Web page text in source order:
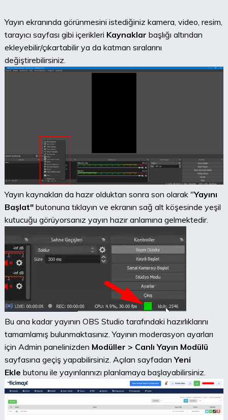
Yayın ekranında görünmesini istediğiniz kamera, video, resim,
tarayıcı sayfası gibi içerikleri Kaynaklar başlığı altından
ekleyebilir/çıkartabilir ya da katman sıralarını
değiştirebilirsiniz.
Yayın kaynakları da hazır olduktan sonra son olarak "Yayını
Başlat" butonuna tıklayın ve ekranın sağ alt köşesinde yeşil
kutucuğu görüyorsanız yayın hazır anlamına gelmektedir.
Bu ana kadar yayının OBS Studio tarafındaki hazırlıklarını
tamamlamış bulunmaktasınız. Yayının moderasyon ayarları
için Admin panelinizden Modüller > Canlı Yayın Modülü
sayfasına geçiş yapabilirsiniz. Açılan sayfadanYeni
Ekle butonu ile yayınlarınızı planlamaya başlayabilirsiniz.